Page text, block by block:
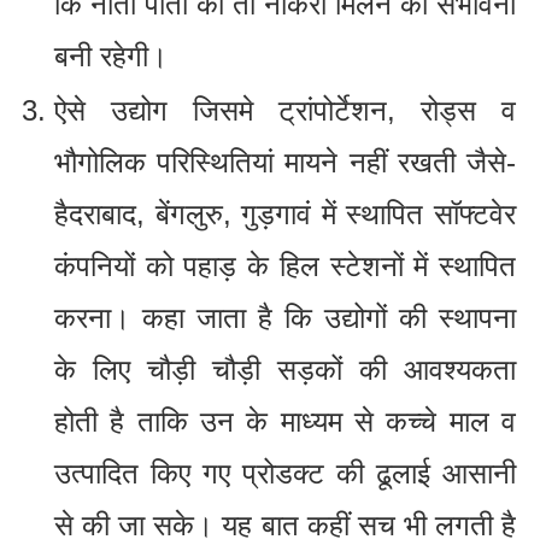
बनी रहेगी।
ऐसे उद्योग जिसमे ट्रांपोर्टेशन, रोड्स व
भौगोलिक परिस्थितियां मायने नहीं रखती जैसे-
हैदराबाद, बेंगलुरु, गुड़गावं में स्थापित सॉफ्टवेर
कंपनियों को पहाड़ के हिल स्टेशनों में स्थापित
करना। कहा जाता है कि उद्योगों की स्थापना
के लिए चौड़ी चौड़ी सड़कों की आवश्यकता
होती है ताकि उन के माध्यम से कच्चे माल व
उत्पादित किए गए प्रोडक्ट की ढूलाई आसानी
से की जा सके। यह बात कहीं सच भी लगती है